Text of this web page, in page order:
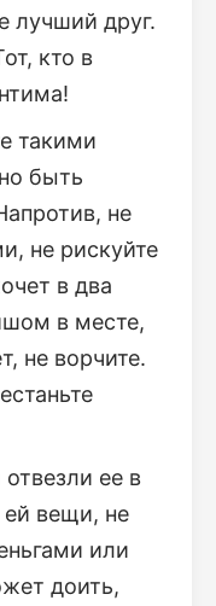
лучший друг.
кто в
такими
быть
не
не рискуйте
в два
в месте,
не ворчите.
ее в
ей вещи, не
или
доить,